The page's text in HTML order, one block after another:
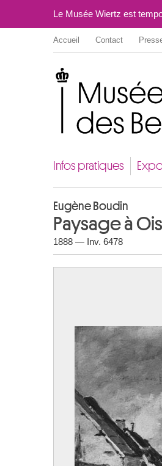
Le Musée Wiertz est
Accueil Contact
Infos pratiques
Eugène Boudin
Paysage à
1888 — Inv. 6478